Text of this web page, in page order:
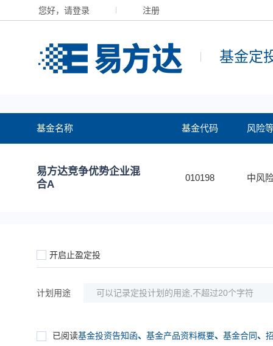
您好，请登录 注册
基金定
基金名称 基金代码 风险
易方达竞争优势企业混
合A
010198 中风
开启止盈定投
计划用途
已阅读基金投资告知函、 基金产品资料概要、 基金合同、